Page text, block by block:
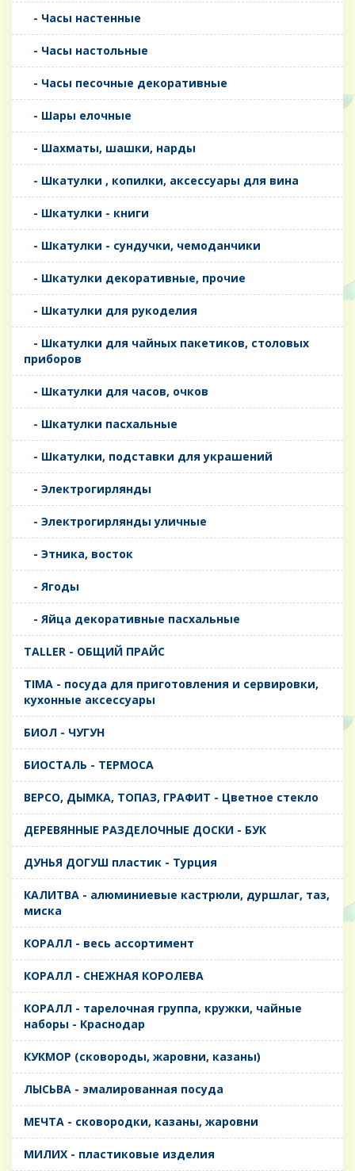
- Часы настенные
- Часы настольные
- Часы песочные декоративные
- Шары елочные
- Шахматы, шашки, нарды
- Шкатулки , копилки, аксессуары для вина
- Шкатулки - книги
- Шкатулки - сундучки, чемоданчики
- Шкатулки декоративные, прочие
- Шкатулки для рукоделия
- Шкатулки для чайных пакетиков, столовых
приборов
- Шкатулки для часов, очков
- Шкатулки пасхальные
- Шкатулки, подставки для украшений
- Электрогирлянды
- Электрогирлянды уличные
- Этника, восток
- Ягоды
- Яйца декоративные пасхальные
TALLER - ОБЩИЙ ПРАЙС
TIMA - посуда для приготовления и сервировки,
кухонные аксессуары
БИОЛ - ЧУГУН
БИОСТАЛЬ - ТЕРМОСА
ВЕРСО, ДЫМКА, ТОПАЗ, ГРАФИТ - Цветное стекло
ДЕРЕВЯННЫЕ РАЗДЕЛОЧНЫЕ ДОСКИ - БУК
ДУНЬЯ ДОГУШ пластик - Турция
КАЛИТВА - алюминиевые кастрюли, дуршлаг, таз,
миска
КОРАЛЛ - весь ассортимент
КОРАЛЛ - СНЕЖНАЯ КОРОЛЕВА
КОРАЛЛ - тарелочная группа, кружки, чайные
наборы - Краснодар
КУКМОР (сковороды, жаровни, казаны)
ЛЫСЬВА - эмалированная посуда
МЕЧТА - сковородки, казаны, жаровни
МИЛИХ - пластиковые изделия